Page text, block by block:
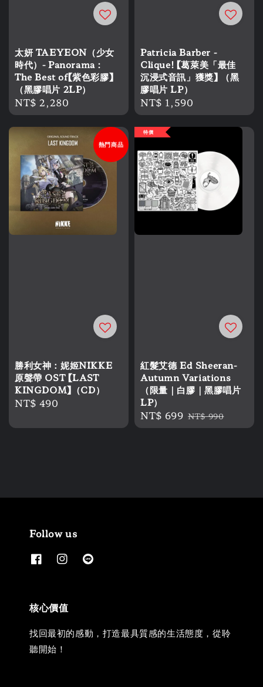
太妍 TAEYEON（少女
時代）- Panorama :
The Best of【紫色彩膠】
（黑膠唱片 2LP）
Regular
price
NT$ 2,280
Patricia Barber -
Clique! 【葛萊美「最佳
沉浸式音訊」獲獎】 （黑
膠唱片 LP）
Regular
price
NT$ 1,590
熱門商品
勝利女神：妮姬NIKKE
原聲帶 OST 【LAST
KINGDOM】（CD）
Regular
NT$ 490
特價
紅髮艾德 Ed Sheeran-
Autumn Variations
（限量｜白膠｜黑膠唱片
LP）
Sale
price
NT$ 699 Regular
price
NT$ 990
Follow us
核心價值
找回最初的感動，打造最具質感的生活態度，從聆
聽開始！